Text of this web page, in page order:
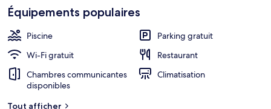
Équipements populaires
Piscine
Parking gratuit
Wi-Fi gratuit
Restaurant
Chambres communicantes
disponibles
Climatisation
Tout afficher